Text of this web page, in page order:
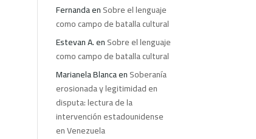
FernandaenSobre el lenguaje
como campo de batalla cultural
Estevan A.enSobre el lenguaje
como campo de batalla cultural
Marianela BlancaenSoberanía
erosionada y legitimidad en
disputa: lectura de la
intervención estadounidense
en Venezuela